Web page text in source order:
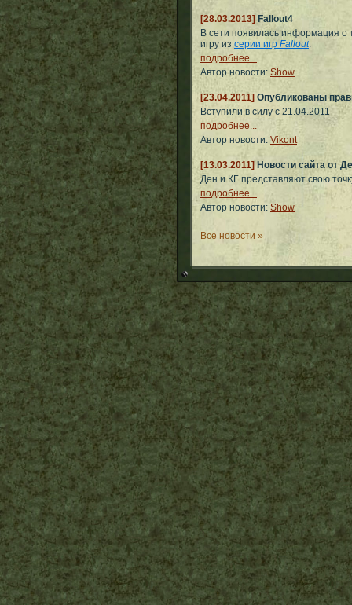
[28.03.2013] Fallout4
В сети появилась информация о
игру из серии игр Fallout.
подробнее...
Автор новости: Show
[23.04.2011] Опубликованы
Вступили в силу с 21.04.2011
подробнее...
Автор новости: Vikont
[13.03.2011] Новости сайта от
Ден и КГ представляют свою
подробнее...
Автор новости: Show
Все новости »